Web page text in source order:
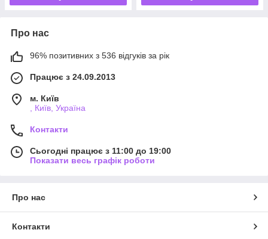
Про нас
96% позитивних з 536 відгуків за рік
Працює з 24.09.2013
м. Київ
, Київ, Україна
Контакти
Сьогодні працює з 11:00 до 19:00
Показати весь графік роботи
Про нас
Контакти